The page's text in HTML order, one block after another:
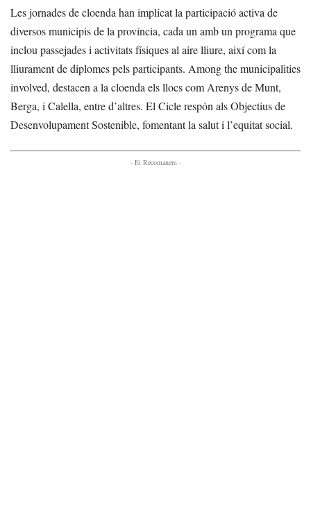
Les jornades de cloenda han implicat la participació activa de
diversos municipis de la província, cada un amb un programa que
inclou passejades i activitats físiques al aire lliure, així com la
lliurament de diplomes pels participants. Among the municipalities
involved, destacen a la cloenda els llocs com Arenys de Munt,
Berga, i Calella, entre d’altres. El Cicle respón als Objectius de
Desenvolupament Sostenible, fomentant la salut i l’equitat social.
- Et Recomanem -